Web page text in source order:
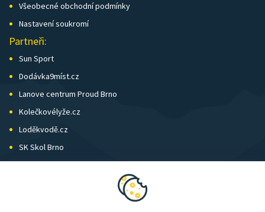
Všeobecné obchodní podmínky
Nastavení soukromí
Partneři:
Sun Sport
Dodávka9míst.cz
Lanove centrum Proud Brno
Kolečkovélyže.cz
Loděkvodě.cz
SK Skol Brno
Biatlon Brno